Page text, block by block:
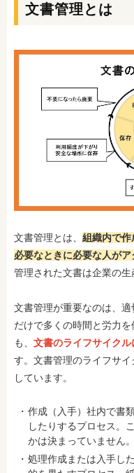
文書管理とは
文書管理とは、 組織内で作
必要なときに必要な人が
管理された文書は企業の生
文書管理が重要なのは、
だけで多くの時間と労力
も、 文書のライフサイク
す。文書管理のライフサ
しています。
作成（入手）社内で書
したりするプロセス。
かは決まっていません。
処理作成または入手し